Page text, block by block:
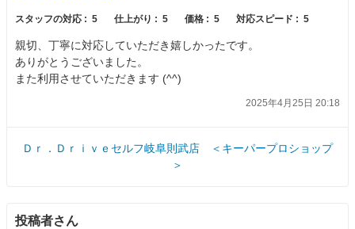
スタッフの対応 : 5 仕上がり : 5 価格 : 5 対応スピード : 5
親切、丁寧に対応していただき嬉しかったです。
ありがとうございました。
また利用させていただきます (^^)
2025年4月25日 20:18
Ｄｒ．Ｄｒｉｖｅセルフ岐阜則武店 ＜キーパープロショップ
＞
投稿者さん